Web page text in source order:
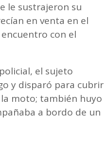
le sustrajeron su
en venta en el
con el
el sujeto
y disparó para cubrir
moto; también huyo
a bordo de un